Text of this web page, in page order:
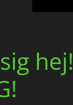
hej!